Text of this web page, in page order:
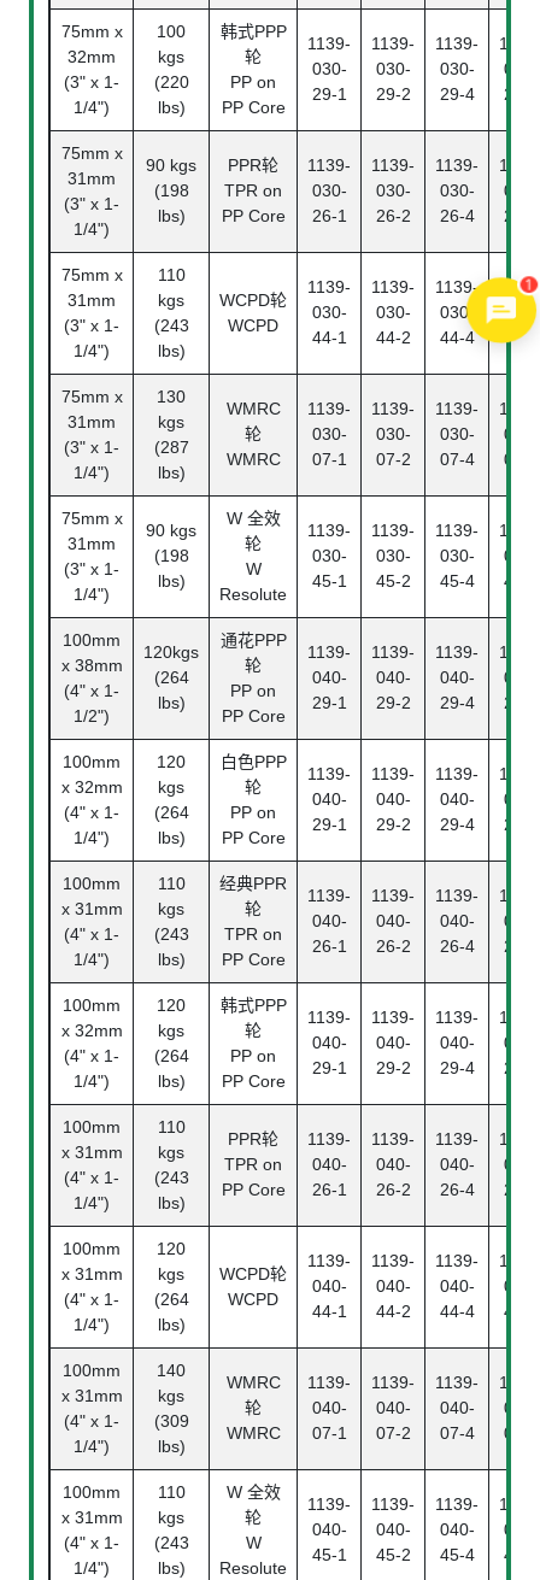
75mm x
32mm
(3" x 1-
1/4")
100
kgs
(220
lbs)
韩式PPP
轮
PP on
PP Core
1139-
030-
29-1
1139-
030-
29-2
1139-
030-
29-4
030-
29-5
75mm x
31mm
(3" x 1-
1/4")
90 kgs
(198
lbs)
PPR轮
TPR on
PP Core
1139-
030-
26-1
1139-
030-
26-2
1139-
030-
26-4
030-
26-5
75mm x
31mm
(3" x 1-
1/4")
110
kgs
(243
lbs)
WCPD轮
WCPD
1139-
030-
44-1
1139-
030-
44-2
1139-
030-
44-4
030-
44-5
75mm x
31mm
(3" x 1-
1/4")
130
kgs
(287
lbs)
WMRC
轮
WMRC
1139-
030-
07-1
1139-
030-
07-2
1139-
030-
07-4
030-
07-5
75mm x
31mm
(3" x 1-
1/4")
90 kgs
(198
lbs)
W 全效
轮
W
Resolute
1139-
030-
45-1
1139-
030-
45-2
1139-
030-
45-4
030-
45-5
100mm
x 38mm
(4" x 1-
1/2")
120kgs
(264
lbs)
通花PPP
轮
PP on
PP Core
1139-
040-
29-1
1139-
040-
29-2
1139-
040-
29-4
040-
29-5
100mm
x 32mm
(4" x 1-
1/4")
120
kgs
(264
lbs)
白色PPP
轮
PP on
PP Core
1139-
040-
29-1
1139-
040-
29-2
1139-
040-
29-4
040-
29-5
100mm
x 31mm
(4" x 1-
1/4")
110
kgs
(243
lbs)
经典PPR
轮
TPR on
PP Core
1139-
040-
26-1
1139-
040-
26-2
1139-
040-
26-4
040-
26-5
100mm
x 32mm
(4" x 1-
1/4")
120
kgs
(264
lbs)
韩式PPP
轮
PP on
PP Core
1139-
040-
29-1
1139-
040-
29-2
1139-
040-
29-4
040-
29-5
100mm
x 31mm
(4" x 1-
1/4")
110
kgs
(243
lbs)
PPR轮
TPR on
PP Core
1139-
040-
26-1
1139-
040-
26-2
1139-
040-
26-4
040-
26-5
100mm
x 31mm
(4" x 1-
1/4")
120
kgs
(264
lbs)
WCPD轮
WCPD
1139-
040-
44-1
1139-
040-
44-2
1139-
040-
44-4
040-
44-5
100mm
x 31mm
(4" x 1-
1/4")
140
kgs
(309
lbs)
WMRC
轮
WMRC
1139-
040-
07-1
1139-
040-
07-2
1139-
040-
07-4
040-
07-5
100mm
x 31mm
(4" x 1-
1/4")
110
kgs
(243
lbs)
W 全效
轮
W
Resolute
1139-
040-
45-1
1139-
040-
45-2
1139-
040-
45-4
040-
45-5
1